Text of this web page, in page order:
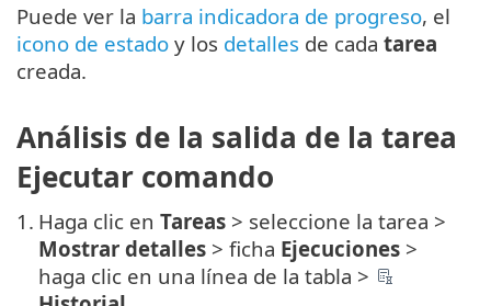
Puede ver la barra indicadora de progreso, el
icono de estado y los detalles de cada tarea
creada.
Análisis de la salida de la tarea
Ejecutar comando
1. Haga clic en Tareas > seleccione la tarea >
Mostrar detalles > ficha Ejecuciones >
haga clic en una línea de la tabla >